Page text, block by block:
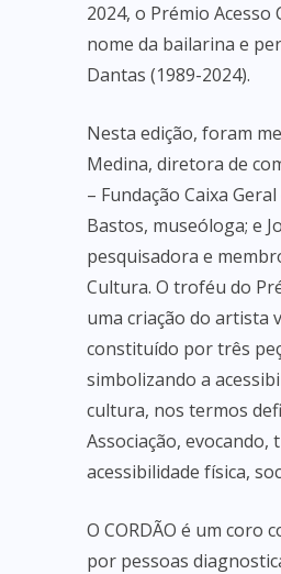
2024, o Prémio
nome da bailarina e
Dantas (1989-2024).
Nesta edição, foram
Medina, diretora de
– Fundação Caixa
Bastos, museóloga; e
pesquisadora e
Cultura. O troféu do
uma criação do artista
constituído por três
simbolizando a
cultura, nos termos
Associação,
acessibilidade física,
O CORDÃO é um coro
por pessoas